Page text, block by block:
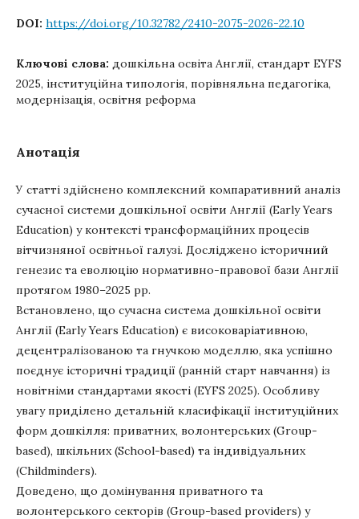
DOI: https://doi.org/10.32782/2410-2075-2026-22.10
Ключові слова: дошкільна освіта Англії, стандарт EYFS
2025, інституційна типологія, порівняльна педагогіка,
модернізація, освітня реформа
Анотація
У статті здійснено комплексний компаративний аналіз
сучасної системи дошкільної освіти Англії (Early Years
Education) у контексті трансформаційних процесів
вітчизняної освітньої галузі. Досліджено історичний
генезис та еволюцію нормативно-правової бази Англії
протягом 1980–2025 рр.
Встановлено, що сучасна система дошкільної освіти
Англії (Early Years Education) є високоваріативною,
децентралізованою та гнучкою моделлю, яка успішно
поєднує історичні традиції (ранній старт навчання) із
новітніми стандартами якості (EYFS 2025). Особливу
увагу приділено детальній класифікації інституційних
форм дошкілля: приватних, волонтерських (Group-
based), шкільних (School-based) та індивідуальних
(Childminders).
Доведено, що домінування приватного та
волонтерського секторів (Group-based providers) у